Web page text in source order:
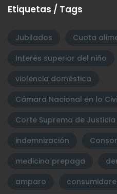
Etiquetas / Tags
Jubilados
Cuota
Interés superior del niño
violencia doméstica
Cámara Nacional en lo
Corte Suprema de
indemnización
medicina prepaga
amparo